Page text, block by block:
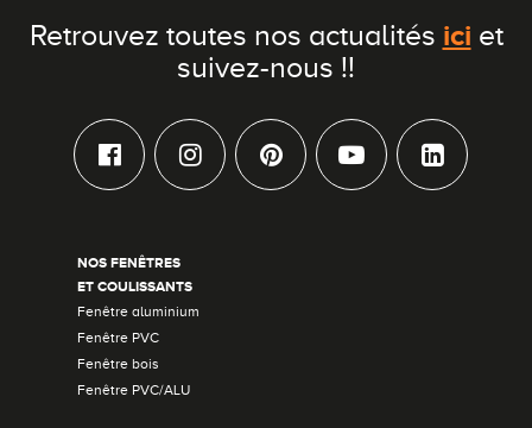
Retrouvez toutes nos actualités ici et
suivez-nous !!
NOS FENÊTRES
ET COULISSANTS
Fenêtre aluminium
Fenêtre PVC
Fenêtre bois
Fenêtre PVC/ALU